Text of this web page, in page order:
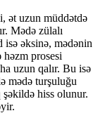
ət uzun müddətdə
Mədə zülalı
isə əksinə, mədənin
həzm prosesi
uzun qalır. Bu isə
mədə turşuluğu
şəkildə hiss olunur.